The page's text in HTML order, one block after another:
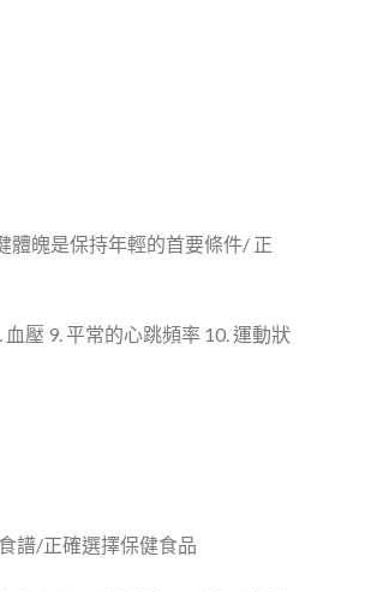
體魄是保持年輕的首要條件/ 正
壓 9. 平常的心跳頻率 10. 運動狀
譜/正確選擇保健食品